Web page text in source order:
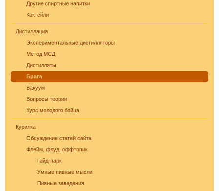
В случае, если Вы не знаете в какую тему
форума обратится с конкретным вопросом -
просьба уточнить в чате этот момент, Вам
будут предложены подходящие разделы, в
которых Вы сможете задать свой вопрос, либо
найти ответ на него, если такой вопрос уже
поднимался на обсуждение.
Уважаемые пивовары, при прочтении
информации на форуме (оставленной другими
Другие спиртные напитки
Коктейли
Дистилляция
Экспериментальные дистилляторы
Метод МСД
Дистилляты
Брага
Вакуум
Вопросы теории
Курс молодого бойца
Курилка
Обсуждение статей сайта
Флейм, флуд, оффтопик
Гайд-парк
Умные пивные мысли
Пивные заведения